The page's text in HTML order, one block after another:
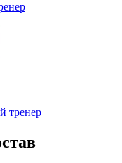
тренер